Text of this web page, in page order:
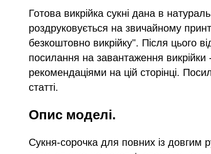
Готова викрійка сукні дана в
роздруковується на звичайному
безкоштовно викрійку". Після цього
посилання на завантаження
рекомендаціями на цій сторінці.
статті.
Опис моделі.
Сукня-сорочка для повних із довгим